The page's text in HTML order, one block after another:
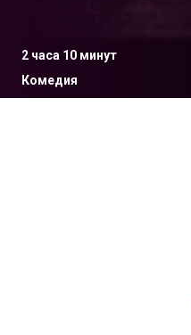
2 часа 10 минут
Комедия